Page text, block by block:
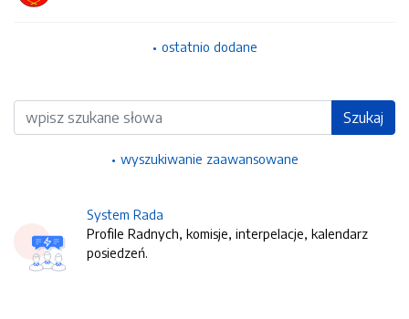
ostatnio dodane
Wyszukiwarka Szukaj
wyszukiwanie zaawansowane
System Rada
Profile Radnych, komisje, interpelacje, kalendarz
posiedzeń.